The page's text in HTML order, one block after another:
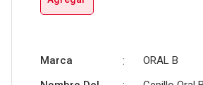
Marca :
ORAL B